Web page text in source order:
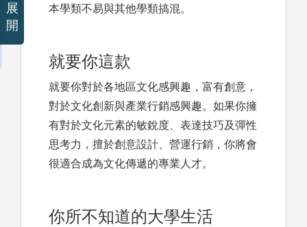
本學類不易與其他學類搞混。
就要你這款
就要你對於各地區文化感興趣，富有創意，
對於文化創新與產業行銷感興趣。如果你擁
有對於文化元素的敏銳度、表達技巧及彈性
思考力，擅於創意設計、營運行銷，你將會
很適合成為文化傳遞的專業人才。
你所不知道的大學生活
展
開